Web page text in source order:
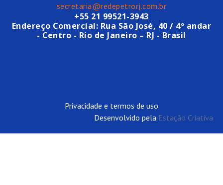
secretaria@redepetrorj.com.br
+55 21 99521-3943
Endereço Comercial: Rua São José, 40 / 4º andar
- Centro - Rio de Janeiro – RJ - Brasil
Privacidade e termos de uso
Desenvolvido pela Estação Criativa